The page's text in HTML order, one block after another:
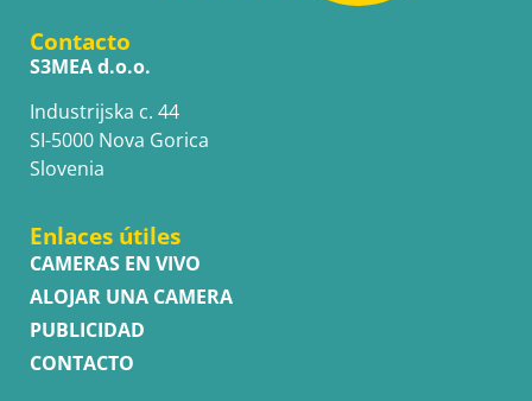
Contacto
S3MEA d.o.o.
Industrijska c. 44
SI-5000 Nova Gorica
Slovenia
Enlaces útiles
CAMERAS EN VIVO
ALOJAR UNA CAMERA
PUBLICIDAD
CONTACTO